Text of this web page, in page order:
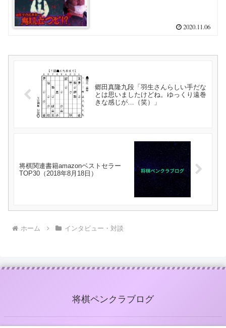
2020.11.06
郷田真隆九段「羽生さんらしい手だな
とは思いましたけどね。ゆっくり遠巻
きな感じが…（笑）」
将棋関連書籍amazonベストセラー
TOP30（2018年8月18日）
ホーム インタビュー・対談
将棋ペンクラブログ